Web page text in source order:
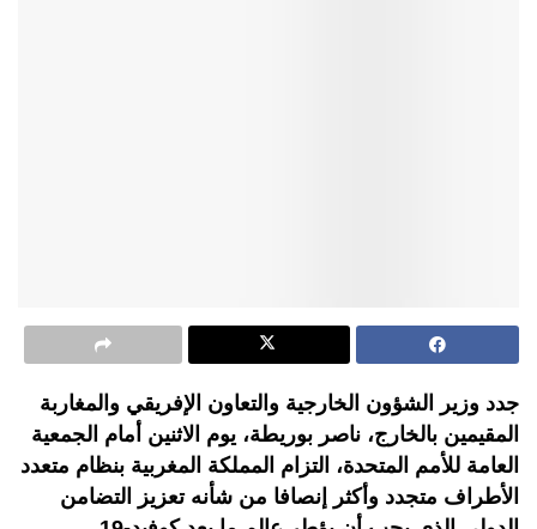
جدد وزير الشؤون الخارجية والتعاون الإفريقي والمغاربة
المقيمين بالخارج، ناصر بوريطة، يوم الاثنين أمام الجمعية
العامة للأمم المتحدة، التزام المملكة المغربية بنظام متعدد
الأطراف متجدد وأكثر إنصافا من شأنه تعزيز التضامن